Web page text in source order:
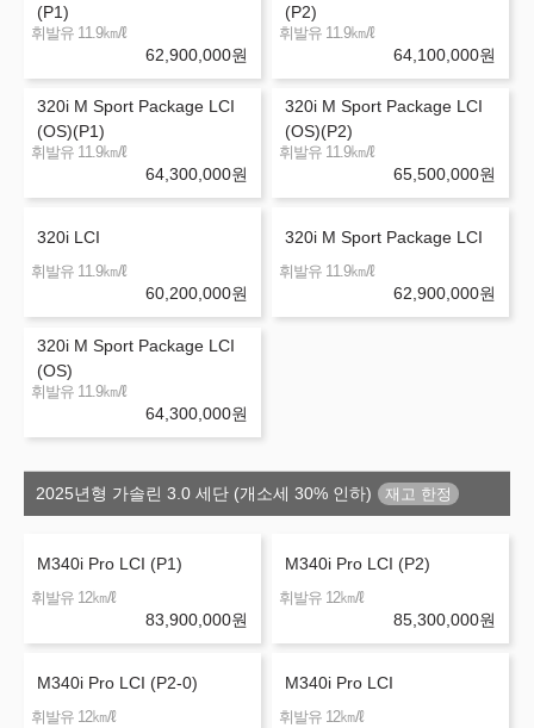
(P1)
휘발유 11.9㎞/ℓ
62,900,000원
(P2)
휘발유 11.9㎞/ℓ
64,100,000원
320i M Sport Package LCI
(OS)(P1)
휘발유 11.9㎞/ℓ
64,300,000원
320i M Sport Package LCI
(OS)(P2)
휘발유 11.9㎞/ℓ
65,500,000원
320i LCI
휘발유 11.9㎞/ℓ
60,200,000원
320i M Sport Package LCI
휘발유 11.9㎞/ℓ
62,900,000원
320i M Sport Package LCI
(OS)
휘발유 11.9㎞/ℓ
64,300,000원
2025년형 가솔린 3.0 세단 (개소세 30% 인하)
M340i Pro LCI (P1)
휘발유 12㎞/ℓ
83,900,000원
M340i Pro LCI (P2)
휘발유 12㎞/ℓ
85,300,000원
M340i Pro LCI (P2-0)
휘발유 12㎞/ℓ
M340i Pro LCI
휘발유 12㎞/ℓ